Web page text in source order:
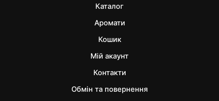
Каталог
Аромати
Кошик
Мій акаунт
Контакти
Обмін та повернення